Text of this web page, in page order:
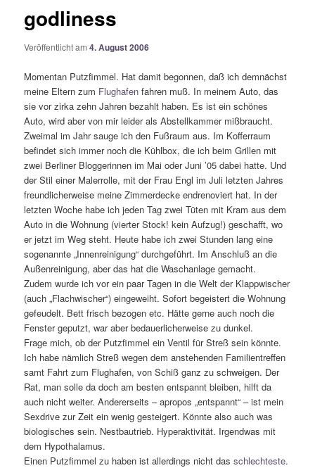
godliness
Veröffentlicht am4. August 2006
Momentan Putzfimmel. Hat damit begonnen, daß ich demnächst
meine Eltern zum Flughafen fahren muß. In meinem Auto, das
sie vor zirka zehn Jahren bezahlt haben. Es ist ein schönes
Auto, wird aber von mir leider als Abstellkammer mißbraucht.
Zweimal im Jahr sauge ich den Fußraum aus. Im Kofferraum
befindet sich immer noch die Kühlbox, die ich beim Grillen mit
zwei Berliner Bloggerinnen im Mai oder Juni ’05 dabei hatte. Und
der Stil einer Malerrolle, mit der Frau Engl im Juli letzten Jahres
freundlicherweise meine Zimmerdecke endrenoviert hat. In der
letzten Woche habe ich jeden Tag zwei Tüten mit Kram aus dem
Auto in die Wohnung (vierter Stock! kein Aufzug!) geschafft, wo
er jetzt im Weg steht. Heute habe ich zwei Stunden lang eine
sogenannte „Innenreinigung“ durchgeführt. Im Anschluß an die
Außenreinigung, aber das hat die Waschanlage gemacht.
Zudem wurde ich vor ein paar Tagen in die Welt der Klappwischer
(auch „Flachwischer“) eingeweiht. Sofort begeistert die Wohnung
gefeudelt. Bett frisch bezogen etc. Hätte gerne auch noch die
Fenster geputzt, war aber bedauerlicherweise zu dunkel.
Frage mich, ob der Putzfimmel ein Ventil für Streß sein könnte.
Ich habe nämlich Streß wegen dem anstehenden Familientreffen
samt Fahrt zum Flughafen, von Schiß ganz zu schweigen. Der
Rat, man solle da doch am besten entspannt bleiben, hilft da
auch nicht weiter. Andererseits – apropos „entspannt“ – ist mein
Sexdrive zur Zeit ein wenig gesteigert. Könnte also auch was
biologisches sein. Nestbautrieb. Hyperaktivität. Irgendwas mit
dem Hypothalamus.
Einen Putzfimmel zu haben ist allerdings nicht dasschlechteste.